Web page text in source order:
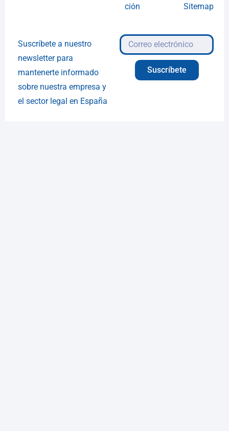
ción
Sitemap
Suscríbete a nuestro
newsletter para
mantenerte informado
sobre nuestra empresa y
el sector legal en España
Suscríbete